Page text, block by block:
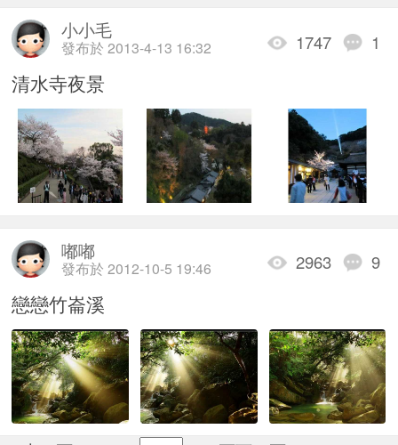
1747 1
小小毛
發布於 2013-4-13 16:32
清水寺夜景
2963 9
嘟嘟
發布於 2012-10-5 19:46
戀戀竹崙溪